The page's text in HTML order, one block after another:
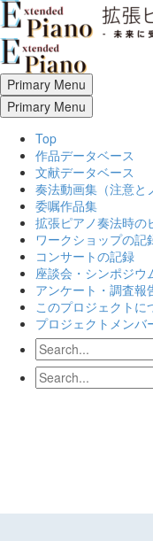
Primary Menu
Primary Menu
Top
作品データベース
文献データベース
奏法動画集（注意と
委嘱作品集
拡張ピアノ奏法時の
ワークショップの記
コンサートの記録
座談会・シンポジウ
アンケート・調査報
このプロジェクトに
プロジェクトメンバ